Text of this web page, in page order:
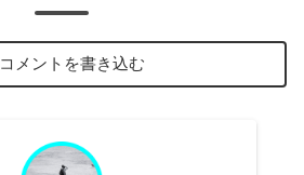
コメントを書き込む